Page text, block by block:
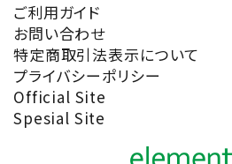
ご利用ガイド
お問い合わせ
特定商取引法表示について
プライバシーポリシー
Official Site
Spesial Site